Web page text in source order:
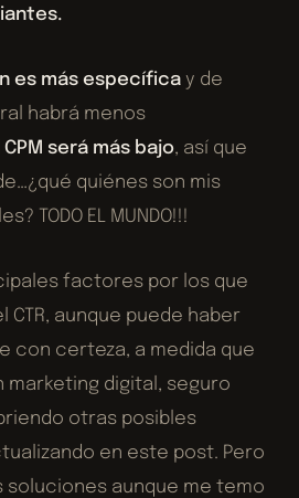
es más específica y de
habrá menos
CPM será más bajo, así que
quiénes son mis
TODO EL MUNDO!!!
factores por los que
CTR, aunque puede haber
con certeza, a medida que
marketing digital, seguro
otras posibles
en este post. Pero
soluciones aunque me temo